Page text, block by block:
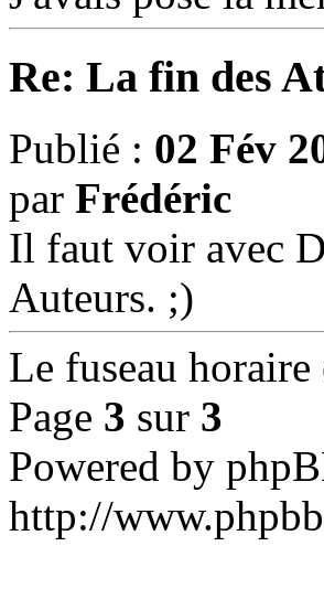
Re: La fin des
Publié : 02 Fév
par Frédéric
Il faut voir avec
Auteurs. ;)
Le fuseau
Page 3 sur 3
Powered by
http://